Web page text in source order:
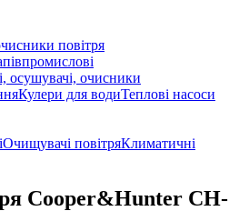
повітря
осушувачі, очисники
Кулери для водиТеплові насоси
Очищувачі повітряКлиматичні
Cooper&Hunter CH-